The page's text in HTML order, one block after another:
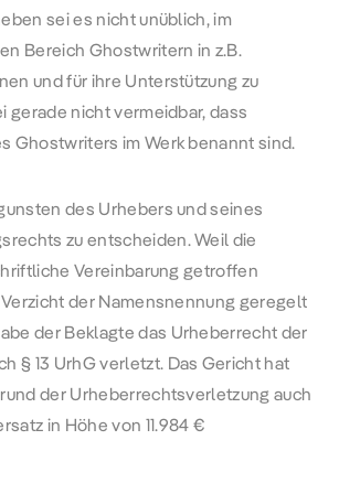
sei es nicht unüblich, im
Bereich Ghostwritern in z.B.
und für ihre Unterstützung zu
gerade nicht vermeidbar, dass
Ghostwriters im Werk benannt sind.
des Urhebers und seines
zu entscheiden. Weil die
Vereinbarung getroffen
der Namensnennung geregelt
der Beklagte das Urheberrecht der
§ 13 UrhGverletzt. Das Gericht hat
der Urheberrechtsverletzung auch
in Höhe von 11.984 €